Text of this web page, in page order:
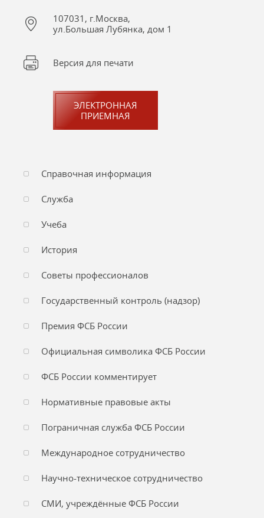
107031, г.Москва,
ул.Большая Лубянка, дом 1
Версия для печати
ЭЛЕКТРОННАЯ
ПРИЕМНАЯ
Справочная информация
Служба
Учеба
История
Советы профессионалов
Государственный контроль (надзор)
Премия ФСБ России
Официальная символика ФСБ России
ФСБ России комментирует
Нормативные правовые акты
Пограничная служба ФСБ России
Международное сотрудничество
Научно-техническое сотрудничество
СМИ, учреждённые ФСБ России